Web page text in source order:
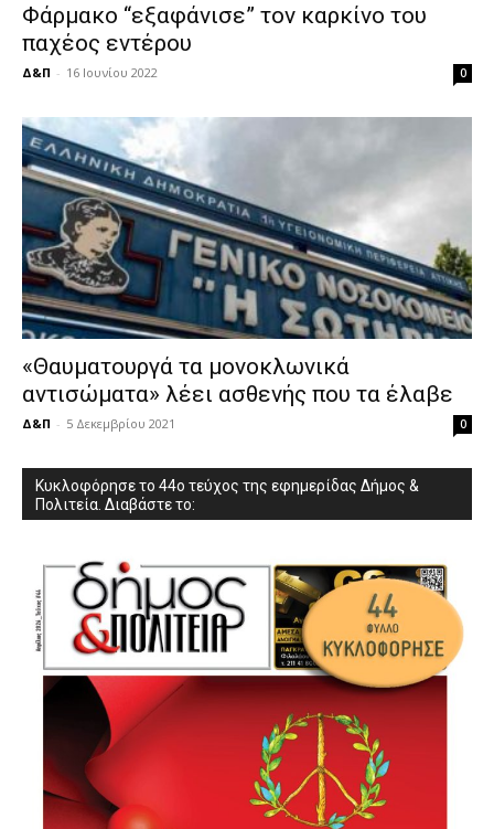
Φάρμακο “εξαφάνισε” τον καρκίνο του
παχέος εντέρου
Δ&Π - 16 Ιουνίου 2022 0
«Θαυματουργά τα μονοκλωνικά
αντισώματα» λέει ασθενής που τα έλαβε
Δ&Π - 5 Δεκεμβρίου 2021 0
Κυκλοφόρησε το 44ο τεύχος της εφημερίδας Δήμος &
Πολιτεία. Διαβάστε το: